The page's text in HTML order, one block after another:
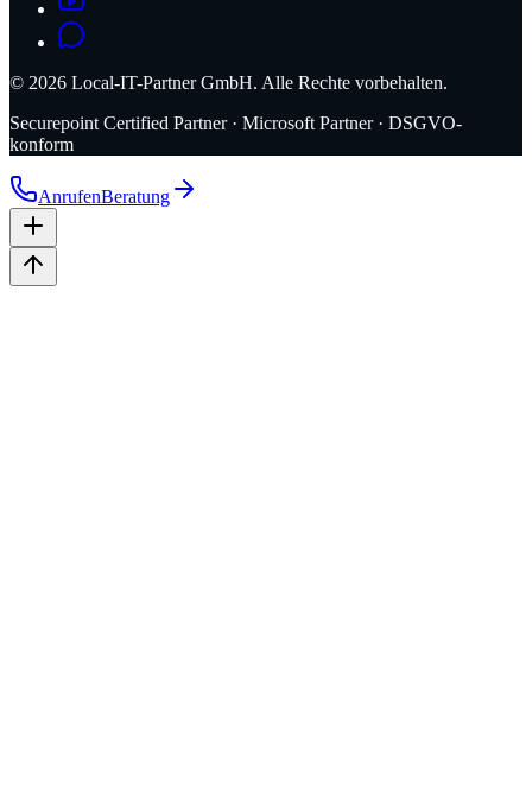
© 2026 Local-IT-Partner GmbH. Alle Rechte vorbehalten.
Securepoint Certified Partner · Microsoft Partner · DSGVO-
konform
AnrufenBeratung